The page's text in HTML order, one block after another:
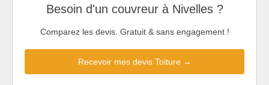
Besoin d'un couvreur à Nivelles ?
Comparez les devis. Gratuit & sans engagement !
Recevoir mes devis Toiture →